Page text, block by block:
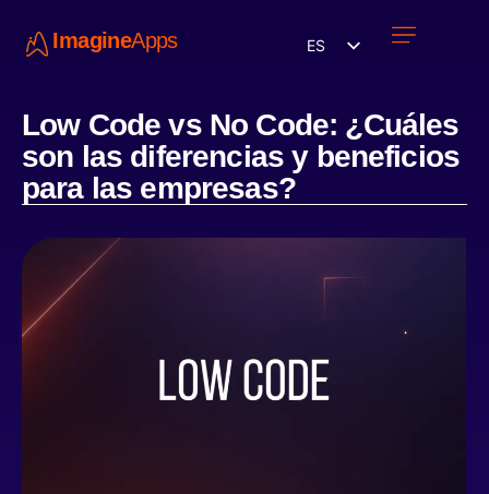
ImagineApps ES
Low Code vs No Code: ¿Cuáles
son las diferencias y beneficios
para las empresas?